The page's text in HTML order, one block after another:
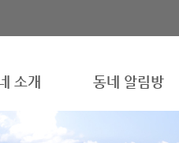
소개 동네 알림방